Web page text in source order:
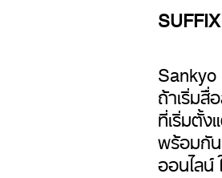
Sankyo
ถ้าเริ่มสื่
ที่เริ่มตั้ง
พร้อมกั
ออนไลน์